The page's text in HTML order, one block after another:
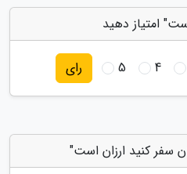
امتیاز دهید
4
5 رای
سفر کنید ارزان است"